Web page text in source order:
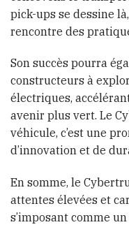
pick-ups se dessine
rencontre des
Son succès pourra
constructeurs à
électriques,
avenir plus vert. Le
véhicule, c’est une
d’innovation et de
En somme, le
attentes élevées et
s’imposant comme